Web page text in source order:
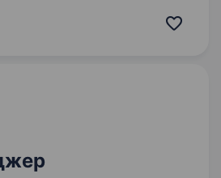
Обов’язки: організація